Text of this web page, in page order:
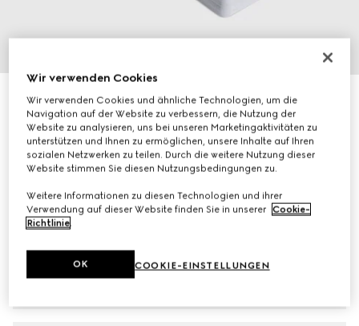
Kartenset mit Doppel G
€ 310
Wir verwenden Cookies
Wir verwenden Cookies und ähnliche Technologien, um die
Navigation auf der Website zu verbessern, die Nutzung der
Website zu analysieren, uns bei unseren Marketingaktivitäten zu
unterstützen und Ihnen zu ermöglichen, unsere Inhalte auf Ihren
sozialen Netzwerken zu teilen. Durch die weitere Nutzung dieser
Website stimmen Sie diesen Nutzungsbedingungen zu.
Weitere Informationen zu diesen Technologien und ihrer
Verwendung auf dieser Website finden Sie in unserer Cookie-
Richtlinie.
COOKIE-EINSTELLUNGEN
OK